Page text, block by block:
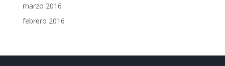
marzo 2016
febrero 2016